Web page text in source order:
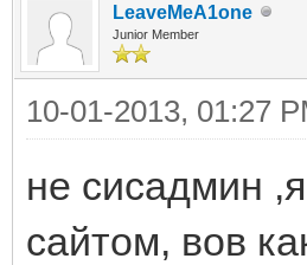
LeaveMeA1one
Junior Member
10-01-2013, 01:27
не сисадмин
сайтом, вов